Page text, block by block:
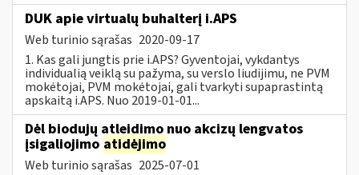
DUK apie virtualų buhalterį i.APS
Web turinio sąrašas 2020-09-17
1. Kas gali jungtis prie i.APS? Gyventojai, vykdantys
individualią veiklą su pažyma, su verslo liudijimu, ne PVM
mokėtojai, PVM mokėtojai, gali tvarkyti supaprastintą
apskaitą i.APS. Nuo 2019-01-01...
Dėl biodujų atleidimo nuo akcizų lengvatos
įsigaliojimo atidėjimo
Web turinio sąrašas 2025-07-01